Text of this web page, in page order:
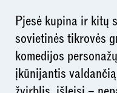
Pjesė kupina ir kitų
sovietinės tikrovės
komedijos
įkūnijantis